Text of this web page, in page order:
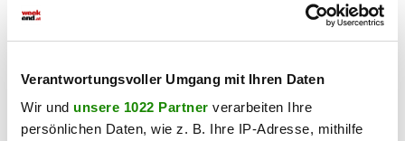
Verantwortungsvoller Umgang mit Ihren Daten
Wir und unsere 1022 Partner verarbeiten Ihre
persönlichen Daten, wie z. B. Ihre IP-Adresse, mithilfe